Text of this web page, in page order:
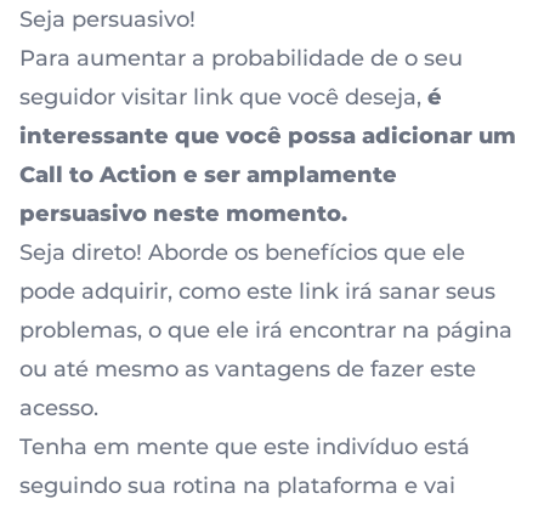
Seja persuasivo!
Para aumentar a probabilidade de o seu
seguidor visitar link que você deseja, é
interessante que você possa adicionar um
Call to Action e ser amplamente
persuasivo neste momento.
Seja direto! Aborde os benefícios que ele
pode adquirir, como este link irá sanar seus
problemas, o que ele irá encontrar na página
ou até mesmo as vantagens de fazer este
acesso.
Tenha em mente que este indivíduo está
seguindo sua rotina na plataforma e vai